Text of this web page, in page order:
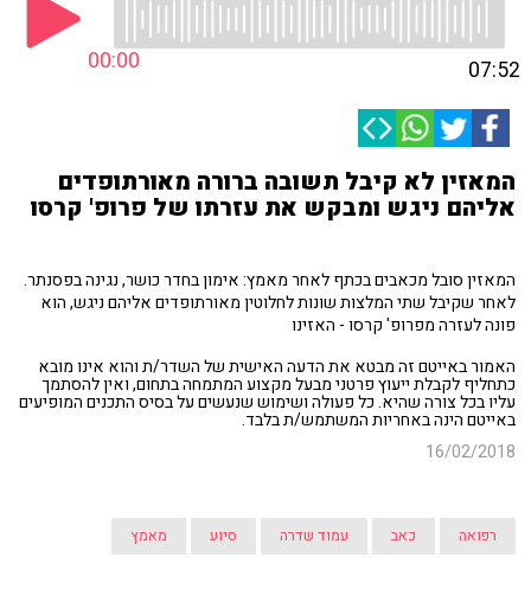
00:00 07:52
המאזין לא קיבל תשובה ברורה מאורתופדים
אליהם ניגש ומבקש את עזרתו של פרופ' קרסו
המאזין סובל מכאבים בכתף לאחר מאמץ: אימון בחדר כושר, נגינה בפסנתר.
לאחר שקיבל שתי המלצות שונות לחלוטין מאורתופדים אליהם ניגש, הוא
פונה לעזרה מפרופ' קרסו - האזינו
האמור באייטם זה מבטא את הדעה האישית של השדר/ת והוא אינו מובא
כתחליף לקבלת ייעוץ פרטני מבעל מקצוע המתמחה בתחום, ואין להסתמך
עליו בכל צורה שהיא. כל פעולה ושימוש שנעשים על בסיס התכנים המופיעים
באייטם הינה באחריות המשתמש/ת בלבד.
16/02/2018
רפואה כאב עמוד שדרה סיוע מאמץ